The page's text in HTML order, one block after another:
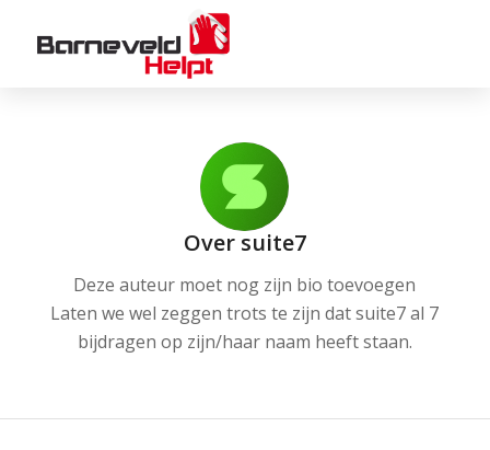
Over suite7
Deze auteur moet nog zijn bio toevoegen
Laten we wel zeggen trots te zijn datsuite7al 7
bijdragen op zijn/haar naam heeft staan.